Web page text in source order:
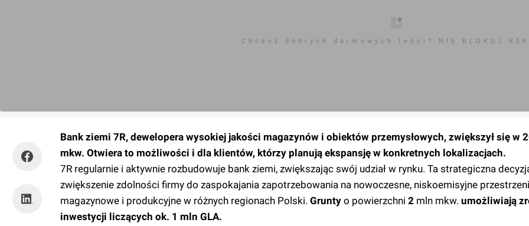
Chcesz dobrych darmowych teści? NIE BLOKUJ
Bank ziemi 7R, dewelopera wysokiej jakości magazynów i obiektów przemysłowych, zwiększył się w
mkw. Otwiera to możliwości i dla klientów, którzy planują ekspansję w konkretnych lokalizacjach.
7R regularnie i aktywnie rozbudowuje bank ziemi, zwiększając swój udział w rynku. Ta strategiczna
zwiększenie zdolności firmy do zaspokajania zapotrzebowania na nowoczesne, niskoemisyjne
magazynowe i produkcyjne w różnych regionach Polski. Grunty o powierzchni 2 mln mkw. umożliwiają
inwestycji liczących ok. 1 mln GLA.